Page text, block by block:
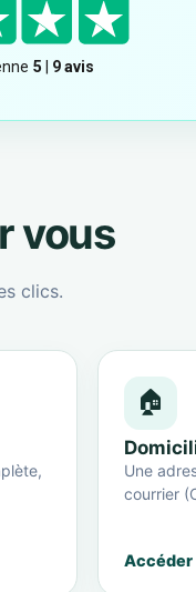
vous
clics.
🏠
Une
courrier